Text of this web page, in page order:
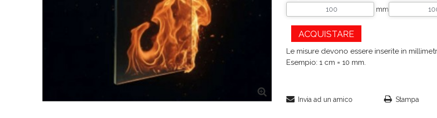
mm
ACQUISTARE
Le misure devono essere inserite in
Esempio: 1 cm = 10 mm.
Invia ad un amico Stampa